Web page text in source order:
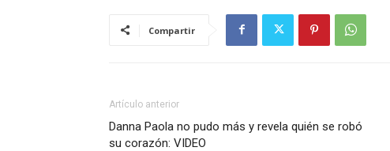
Compartir
Artículo anterior
Danna Paola no pudo más y revela quién se robó
su corazón: VIDEO